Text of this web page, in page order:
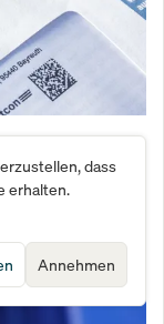
die
treibt
dass
erhalten.
Annehmen